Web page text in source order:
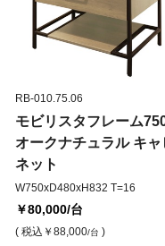
RB-010.75.06
モビリスタフレーム
オークナチュラル キャ
ネット
W750xD480xH832 T=16
￥80,000/台
( 税込 ￥88,000/台 )